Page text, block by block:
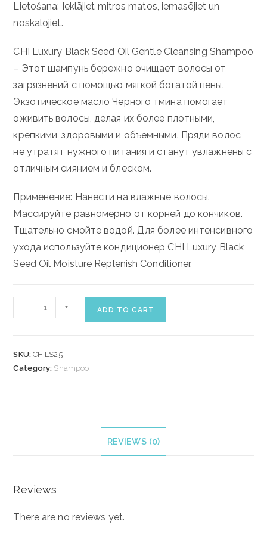
Lietošana: Ieklājiet mitros matos, iemasējiet un
noskalojiet.
CHI Luxury Black Seed Oil Gentle Cleansing Shampoo
– Этот шампунь бережно очищает волосы от
загрязнений с помощью мягкой богатой пены.
Экзотическое масло Черного тмина помогает
оживить волосы, делая их более плотными,
крепкими, здоровыми и объемными. Пряди волос
не утратят нужного питания и станут увлажнены с
отличным сиянием и блеском.
Применение: Нанести на влажные волосы.
Массируйте равномерно от корней до кончиков.
Тщательно смойте водой. Для более интенсивного
ухода используйте кондиционер CHI Luxury Black
Seed Oil Moisture Replenish Conditioner.
LUXURY
- + ADD TO CART
SKU: CHILS25
Category: Shampoo
REVIEWS (0)
Reviews
There are no reviews yet.